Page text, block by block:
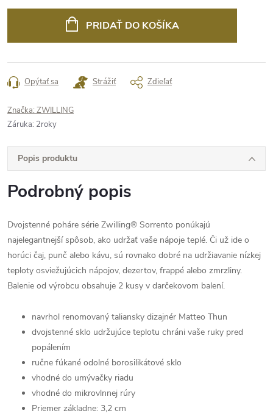
PRIDAŤ DO KOŠÍKA
Opýtať sa Strážiť Zdieľať
Značka: ZWILLING
Záruka: 2roky
Popis produktu
Podrobný popis
Dvojstenné poháre série Zwilling® Sorrento ponúkajú
najelegantnejší spôsob, ako udržať vaše nápoje teplé. Či už ide o
horúci čaj, punč alebo kávu, sú rovnako dobré na udržiavanie nízkej
teploty osviežujúcich nápojov, dezertov, frappé alebo zmrzliny.
Balenie od výrobcu obsahuje 2 kusy v darčekovom balení.
navrhol renomovaný taliansky dizajnér Matteo Thun
dvojstenné sklo udržujúce teplotu chráni vaše ruky pred
popálením
ručne fúkané odolné borosilikátové sklo
vhodné do umývačky riadu
vhodné do mikrovlnnej rúry
Priemer základne: 3,2 cm